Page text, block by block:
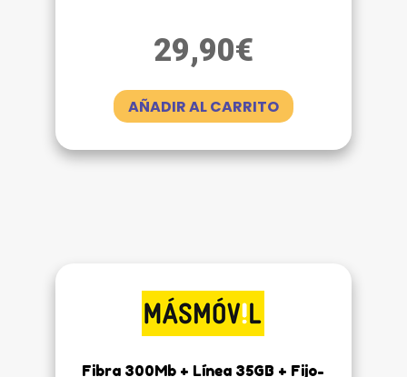
29,90€
AÑADIR AL CARRITO
Fibra 300Mb + Línea 35GB + Fijo-